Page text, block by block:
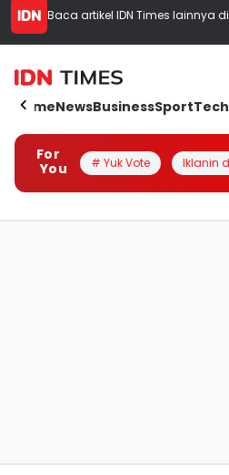
Baca artikel IDN Times lainnya di
HomeNewsBusinessSportTech
For
You
# Yuk Vote Iklanin